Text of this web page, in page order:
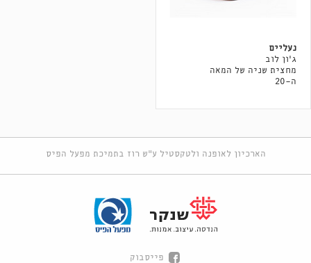
נעליים
ג׳ון לוב
מחצית שניה של המאה
ה-20
הארכיון לאופנה ולטקסטיל ע"ש רוז בתמיכת מפעל הפיס
פייסבוק